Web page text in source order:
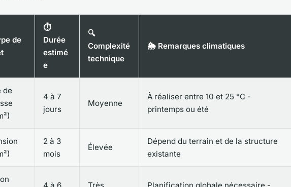
de
⏱️
Durée
estimé
e
🔍
Complexité
technique
🌦️ Remarques climatiques
de
4 à 7
jours
Moyenne
À réaliser entre 10 et 25 °C -
printemps ou été
2 à 3
mois
Élevée
Dépend du terrain et de la structure
existante